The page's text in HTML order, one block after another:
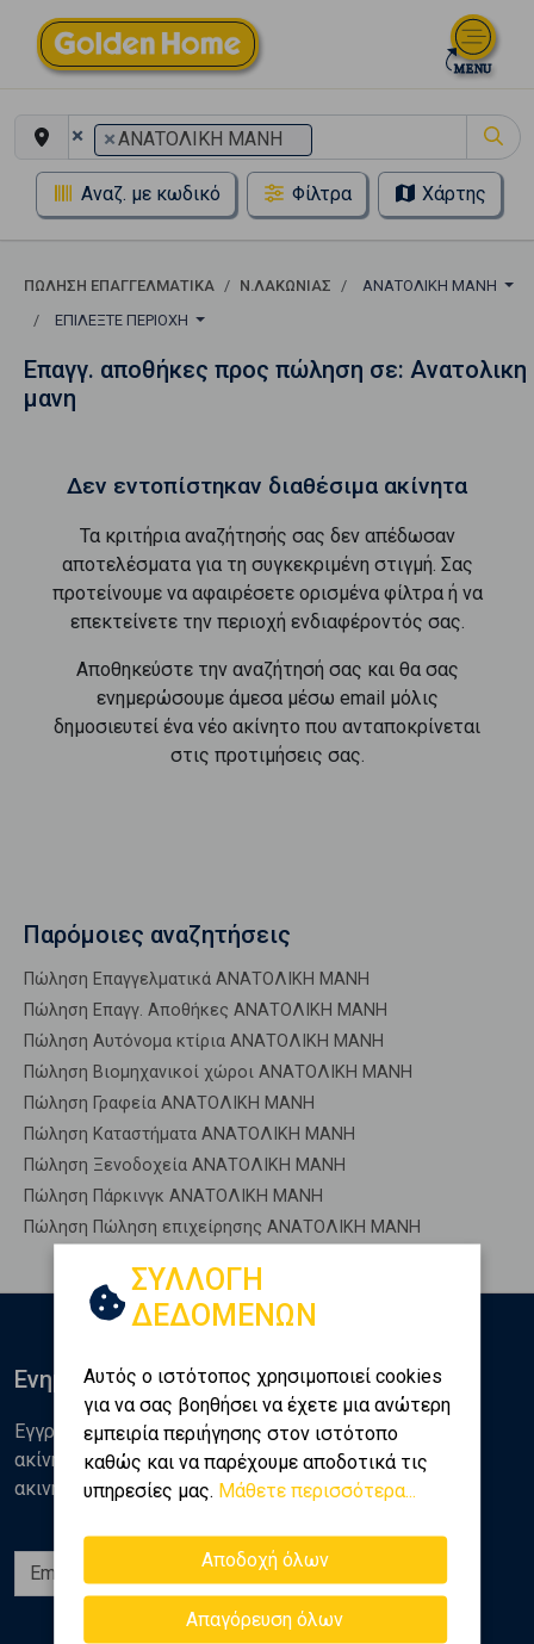
× ×ΑΝΑΤΟΛΙΚΗ ΜΑΝΗ
Αναζ. με κωδικό Φίλτρα Χάρτης
ΠΏΛΗΣΗ ΕΠΑΓΓΕΛΜΑΤΙΚΆ Ν.ΛΑΚΩΝΙΑΣ
ΑΝΑΤΟΛΙΚΗ ΜΑΝΗ
ΕΠΙΛΈΞΤΕ ΠΕΡΙΟΧΉ
Επαγγ. αποθήκες προς πώληση σε: Ανατολικη
μανη
Δεν εντοπίστηκαν διαθέσιμα ακίνητα
Τα κριτήρια αναζήτησής σας δεν απέδωσαν
αποτελέσματα για τη συγκεκριμένη στιγμή. Σας
προτείνουμε να αφαιρέσετε ορισμένα φίλτρα ή να
επεκτείνετε την περιοχή ενδιαφέροντός σας.
Αποθηκεύστε την αναζήτησή σας και θα σας
ενημερώσουμε άμεσα μέσω email μόλις
δημοσιευτεί ένα νέο ακίνητο που ανταποκρίνεται
στις προτιμήσεις σας.
Παρόμοιες αναζητήσεις
Πώληση Επαγγελματικά ΑΝΑΤΟΛΙΚΗ ΜΑΝΗ
Πώληση Επαγγ. Αποθήκες ΑΝΑΤΟΛΙΚΗ ΜΑΝΗ
Πώληση Αυτόνομα κτίρια ΑΝΑΤΟΛΙΚΗ ΜΑΝΗ
Πώληση Βιομηχανικοί χώροι ΑΝΑΤΟΛΙΚΗ ΜΑΝΗ
Πώληση Γραφεία ΑΝΑΤΟΛΙΚΗ ΜΑΝΗ
Πώληση Καταστήματα ΑΝΑΤΟΛΙΚΗ ΜΑΝΗ
Πώληση Ξενοδοχεία ΑΝΑΤΟΛΙΚΗ ΜΑΝΗ
Πώληση Πάρκινγκ ΑΝΑΤΟΛΙΚΗ ΜΑΝΗ
Πώληση Πώληση επιχείρησης ΑΝΑΤΟΛΙΚΗ ΜΑΝΗ
ΣΥΛΛΟΓΗ
ΔΕΔΟΜΕΝΩΝ
Αυτός ο ιστότοπος χρησιμοποιεί cookies
για να σας βοηθήσει να έχετε μια ανώτερη
εμπειρία περιήγησης στον ιστότοπο
καθώς και να παρέχουμε αποδοτικά τις
υπηρεσίες μας. Μάθετε περισσότερα...
Αποδοχή όλων
Απαγόρευση όλων
Ενημερωθείτε
Εγγραφείτε στο newsletter της Golden Home για νέα
ακίνητα, αναλύσεις και διάφορα θέματα της αγοράς
ακινήτων
Εγγραφή
Ακολουθήστε μας